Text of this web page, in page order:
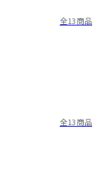
全13商品
全13商品